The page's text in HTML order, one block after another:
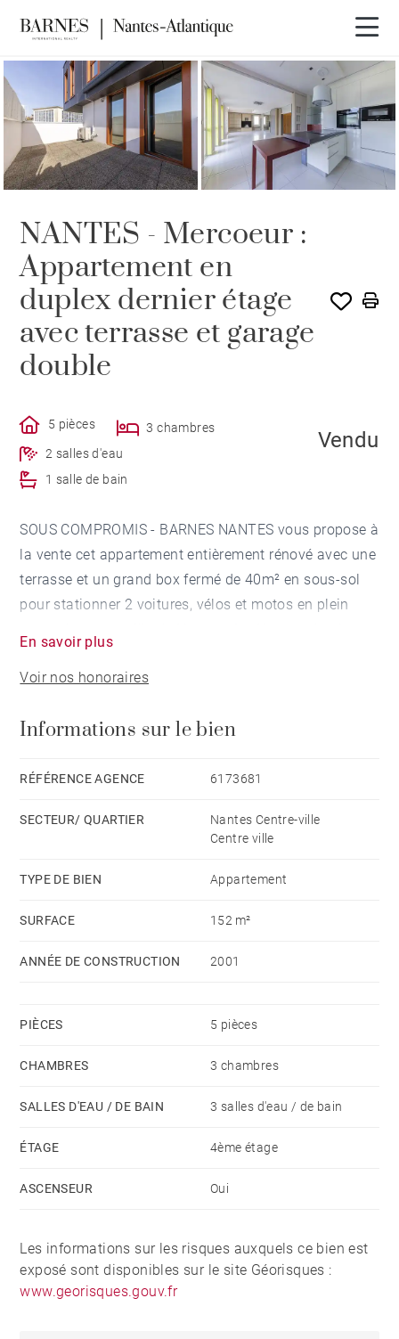
VENDU PAR BARNES
NANTES - Mercoeur :
Appartement en
duplex dernier étage
avec terrasse et garage
double
5 pièces
3 chambres
2 salles d'eau
1 salle de bain
Vendu
SOUS COMPROMIS - BARNES NANTES vous propose à
la vente cet appartement entièrement rénové avec une
terrasse et un grand box fermé de 40m² en sous-sol
pour stationner 2 voitures, vélos et motos en plein
étage, cet appartement en duplex offre une entrée
avec rangements, une cuisine aménagée et équipée
séjour de 40m², une chambre de plain pied avec salle
office de bureau distribue deux chambres avec
11m² est exposée plein Sud. En sous-sol, un grand
véhicules. Honoraires à la charge du vendeur -
3,800 €/an
En savoir plus
Voir nos honoraires
Informations sur le bien
RÉFÉRENCE AGENCE 6173681
SECTEUR/ QUARTIER
Nantes Centre-ville
Centre ville
TYPE DE BIEN Appartement
SURFACE 152 m²
ANNÉE DE CONSTRUCTION 2001
PIÈCES 5 pièces
CHAMBRES 3 chambres
SALLES D'EAU / DE BAIN 3 salles d'eau / de bain
ÉTAGE 4ème étage
ASCENSEUR Oui
Les informations sur les risques auxquels ce bien est
exposé sont disponibles sur le site Géorisques :
www.georisques.gouv.fr